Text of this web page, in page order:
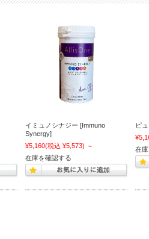
イミュノシナジー [Immuno
Synergy]
¥5,160(税込 ¥5,573) ～
在庫を確認する
ピ
在